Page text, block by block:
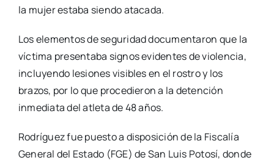
la mujer estaba siendo atacada.
Los elementos de seguridad documentaron que la
víctima presentaba signos evidentes de violencia,
incluyendo lesiones visibles en el rostro y los
brazos, por lo que procedieron a la detención
inmediata del atleta de 48 años.
Rodríguez fue puesto a disposición de la Fiscalía
General del Estado (FGE) de San Luis Potosí, donde